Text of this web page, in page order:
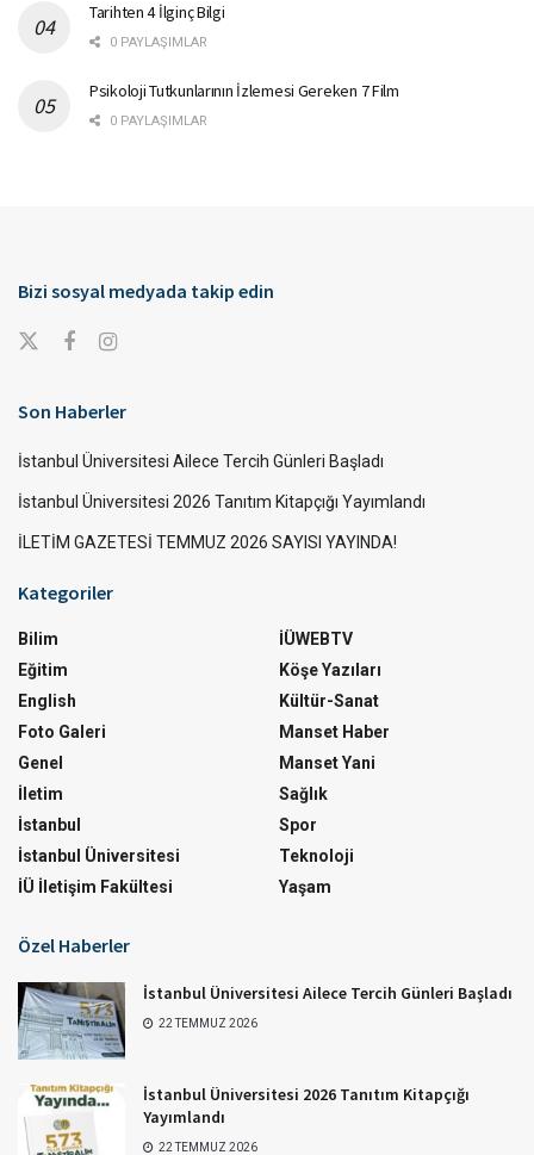
Tarihten 4 İlginç Bilgi
0 PAYLAŞIMLAR
Psikoloji Tutkunlarının İzlemesi Gereken 7 Film
0 PAYLAŞIMLAR
Bizi sosyal medyada takip edin
Son Haberler
İstanbul Üniversitesi Ailece Tercih Günleri Başladı
İstanbul Üniversitesi 2026 Tanıtım Kitapçığı Yayımlandı
İLETİM GAZETESİ TEMMUZ 2026 SAYISI YAYINDA!
Kategoriler
Bilim
Eğitim
English
Foto Galeri
Genel
İletim
İstanbul
İstanbul Üniversitesi
İÜ İletişim Fakültesi
İÜWEBTV
Köşe Yazıları
Kültür-Sanat
Manset Haber
Manset Yani
Sağlık
Spor
Teknoloji
Yaşam
Özel Haberler
İstanbul Üniversitesi Ailece Tercih Günleri Başladı
22 TEMMUZ 2026
İstanbul Üniversitesi 2026 Tanıtım Kitapçığı
Yayımlandı
22 TEMMUZ 2026